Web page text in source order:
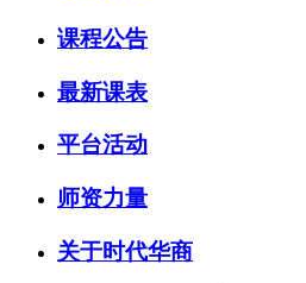
课程公告
最新课表
平台活动
师资力量
关于时代华商